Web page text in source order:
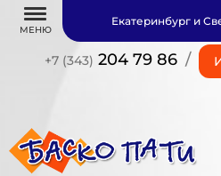
МЕНЮ
+7 (343) 204 79 86 /
Екатеринбург и